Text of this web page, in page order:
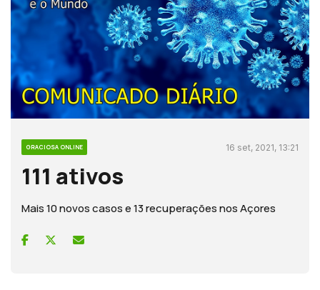
GRACIOSA ONLINE 16 set, 2021, 13:21
111 ativos
Mais 10 novos casos e 13 recuperações nos Açores